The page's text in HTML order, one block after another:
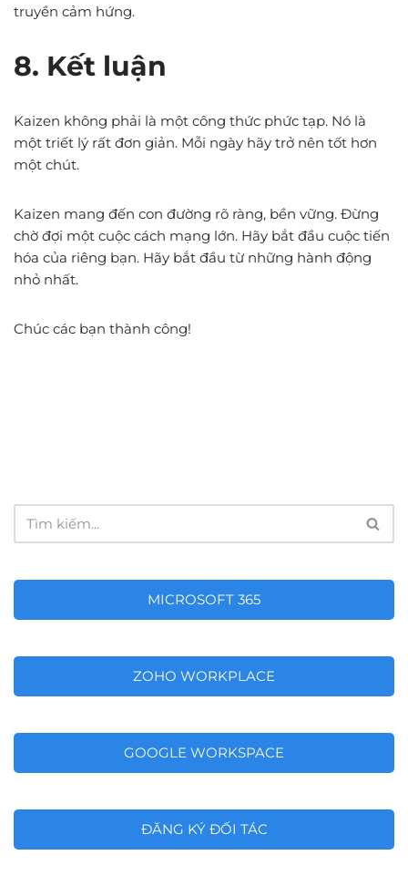
truyền cảm hứng.
8. Kết luận
Kaizen không phải là một công thức phức tạp. Nó là
một triết lý rất đơn giản. Mỗi ngày hãy trở nên tốt hơn
một chút.
Kaizen mang đến con đường rõ ràng, bền vững. Đừng
chờ đợi một cuộc cách mạng lớn. Hãy bắt đầu cuộc tiến
hóa của riêng bạn. Hãy bắt đầu từ những hành động
nhỏ nhất.
Chúc các bạn thành công!
MICROSOFT 365
ZOHO WORKPLACE
GOOGLE WORKSPACE
ĐĂNG KÝ ĐỐI TÁC